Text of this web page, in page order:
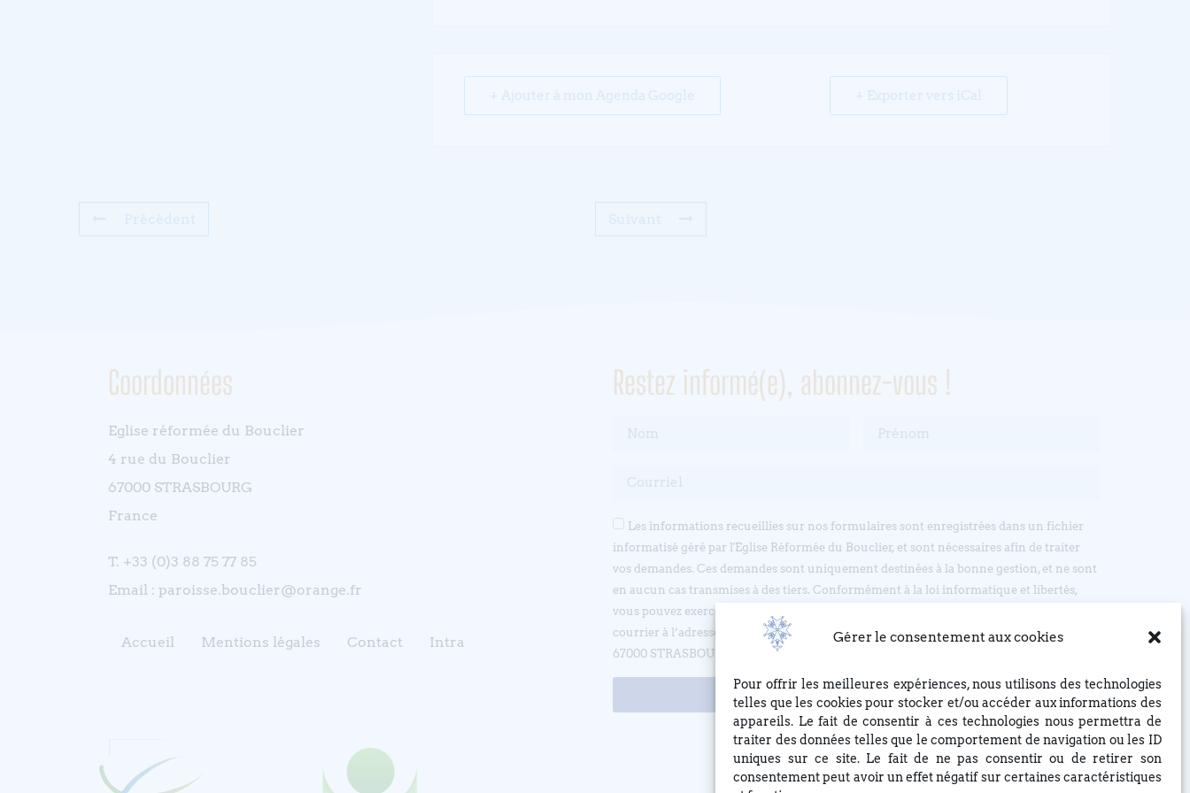
Gérer le consentement aux cookies
Pour offrir les meilleures expériences, nous utilisons des technologies
telles que les cookies pour stocker et/ou accéder aux informations des
appareils. Le fait de consentir à ces technologies nous permettra de
traiter des données telles que le comportement de navigation ou les ID
uniques sur ce site. Le fait de ne pas consentir ou de retirer son
consentement peut avoir un effet négatif sur certaines caractéristiques
+ Ajouter à mon Agenda Google + Exporter vers iCal
Coordonnées
Eglise réformée du Bouclier
4 rue du Bouclier
67000 STRASBOURG
France
T. +33 (0)3 88 75 77 85
Email : paroisse.bouclier@orange.fr
Accueil Mentions légales Contact Intra
Restez informé(e), abonnez-vous !
Les informations recueillies sur nos formulaires sont enregistrées dans un fichier
informatisé géré par l'Eglise Réformée du Bouclier, et sont nécessaires afin de traiter
vos demandes. Ces demandes sont uniquement destinées à la bonne gestion, et ne sont
en aucun cas transmises à des tiers. Conformément à la loi informatique et libertés,
vous pouvez exercer votre droit d’accès, d’opposition et de rectification, en écrivant par
courrier à l’adresse suivante : EGLISE REFORMEE DU BOUCLIER, 4 rue du Bouclier,
67000 STRASBOURG ou en écrivant à eglise(at)lebouclier.fr
Je m'abonne